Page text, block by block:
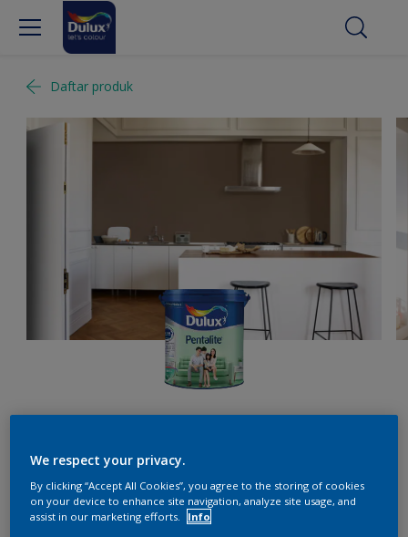
Daftar produk
Light Chocolat
We respect your privacy.
By clicking “Accept All Cookies”, you agree to the storing of cookies
on your device to enhance site navigation, analyze site usage, and
assist in our marketing efforts.
Info